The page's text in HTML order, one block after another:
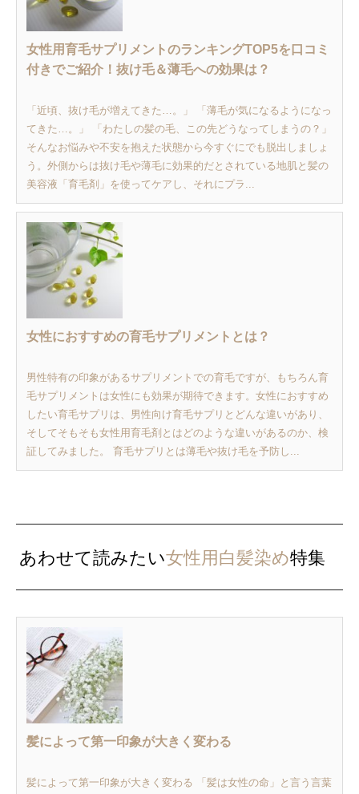
女性用育毛サプリメントのランキングTOP5を口コミ
付きでご紹介！抜け毛＆薄毛への効果は？
「近頃、抜け毛が増えてきた…。」 「薄毛が気になるようになっ
てきた…。」 「わたしの髪の毛、この先どうなってしまうの？」
そんなお悩みや不安を抱えた状態から今すぐにでも脱出しましょ
う。外側からは抜け毛や薄毛に効果的だとされている地肌と髪の
美容液「育毛剤」を使ってケアし、それにプラ...
女性におすすめの育毛サプリメントとは？
男性特有の印象があるサプリメントでの育毛ですが、もちろん育
毛サプリメントは女性にも効果が期待できます。女性におすすめ
したい育毛サプリは、男性向け育毛サプリとどんな違いがあり、
そしてそもそも女性用育毛剤とはどのような違いがあるのか、検
証してみました。 育毛サプリとは薄毛や抜け毛を予防し...
あわせて読みたい女性用白髪染め特集
髪によって第一印象が大きく変わる
髪によって第一印象が大きく変わる 「髪は女性の命」と言う言葉